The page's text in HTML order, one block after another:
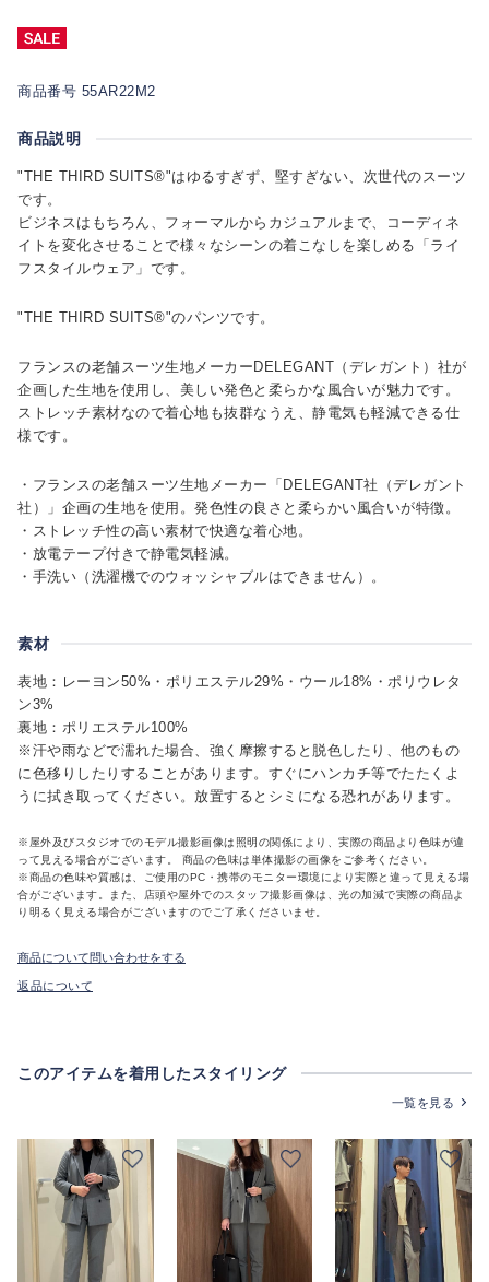
商品番号 55AR22M2
商品説明
"THE THIRD SUITS®"はゆるすぎず、堅すぎない、次世代のスーツ
です。
ビジネスはもちろん、フォーマルからカジュアルまで、コーディネ
イトを変化させることで様々なシーンの着こなしを楽しめる「ライ
フスタイルウェア」です。
"THE THIRD SUITS®"のパンツです。
フランスの老舗スーツ生地メーカーDELEGANT（デレガント）社が
企画した生地を使用し、美しい発色と柔らかな風合いが魅力です。
ストレッチ素材なので着心地も抜群なうえ、静電気も軽減できる仕
様です。
・フランスの老舗スーツ生地メーカー「DELEGANT社（デレガント
社）」企画の生地を使用。発色性の良さと柔らかい風合いが特徴。
・ストレッチ性の高い素材で快適な着心地。
・放電テープ付きで静電気軽減。
・手洗い（洗濯機でのウォッシャブルはできません）。
素材
表地：レーヨン50%・ポリエステル29%・ウール18%・ポリウレタ
ン3%
裏地：ポリエステル100%
※汗や雨などで濡れた場合、強く摩擦すると脱色したり、他のもの
に色移りしたりすることがあります。すぐにハンカチ等でたたくよ
うに拭き取ってください。放置するとシミになる恐れがあります。
※屋外及びスタジオでのモデル撮影画像は照明の関係により、実際の商品より色味が違
って見える場合がございます。 商品の色味は単体撮影の画像をご参考ください。
※商品の色味や質感は、ご使用のPC・携帯のモニター環境により実際と違って見える場
合がございます。また、店頭や屋外でのスタッフ撮影画像は、光の加減で実際の商品よ
り明るく見える場合がございますのでご了承くださいませ。
商品について問い合わせをする
返品について
このアイテムを着用したスタイリング
一覧を見る